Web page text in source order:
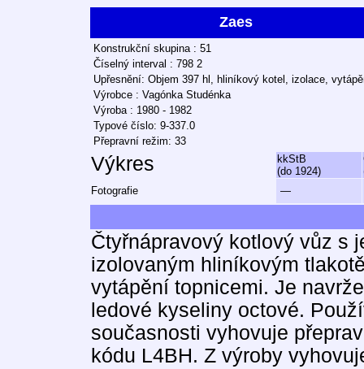
Zaes
Konstrukční skupina : 51
Číselný interval : 798 2
Upřesnění: Objem 397 hl, hliníkový kotel, izolace,
Výrobce : Vagónka Studénka
Výroba : 1980 - 1982
Typové číslo: 9-337.0
Přepravní režim: 33
Výkres
kkStB
(do 1924)
Fotografie
—
Čtyřnápravový kotlový vůz s
izolovaným hliníkovým
vytápění topnicemi. Je
ledové kyseliny octové.
současnosti vyhovuje
kódu L4BH. Z výroby